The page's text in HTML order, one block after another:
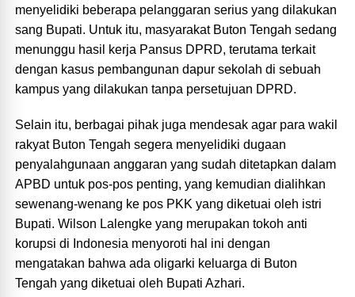
menyelidiki beberapa pelanggaran serius yang dilakukan
sang Bupati. Untuk itu, masyarakat Buton Tengah sedang
menunggu hasil kerja Pansus DPRD, terutama terkait
dengan kasus pembangunan dapur sekolah di sebuah
kampus yang dilakukan tanpa persetujuan DPRD.
Selain itu, berbagai pihak juga mendesak agar para wakil
rakyat Buton Tengah segera menyelidiki dugaan
penyalahgunaan anggaran yang sudah ditetapkan dalam
APBD untuk pos-pos penting, yang kemudian dialihkan
sewenang-wenang ke pos PKK yang diketuai oleh istri
Bupati. Wilson Lalengke yang merupakan tokoh anti
korupsi di Indonesia menyoroti hal ini dengan
mengatakan bahwa ada oligarki keluarga di Buton
Tengah yang diketuai oleh Bupati Azhari.